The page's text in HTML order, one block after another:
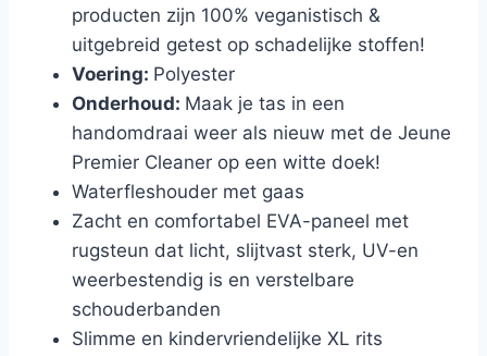
producten zijn 100% veganistisch &
uitgebreid getest op schadelijke stoffen!
Voering: Polyester
Onderhoud: Maak je tas in een
handomdraai weer als nieuw met de Jeune
Premier Cleaner op een witte doek!
Waterfleshouder met gaas
Zacht en comfortabel EVA-paneel met
rugsteun dat licht, slijtvast sterk, UV-en
weerbestendig is en verstelbare
schouderbanden
Slimme en kindervriendelijke XL rits